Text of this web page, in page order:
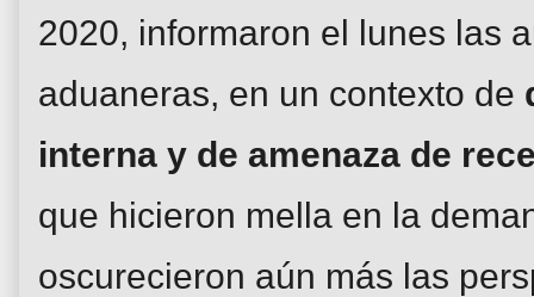
2020, informaron el lunes las
aduaneras, en un contexto de
interna y de amenaza de
que hicieron mella en la
oscurecieron aún más las